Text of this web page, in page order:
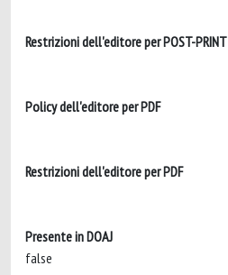
Restrizioni dell'editore per POST-PRINT
Policy dell'editore per PDF
Restrizioni dell'editore per PDF
Presente in DOAJ